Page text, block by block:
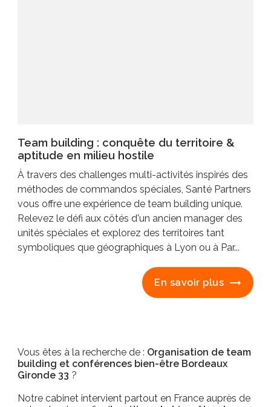
Team building : conquête du territoire &
aptitude en milieu hostile
À travers des challenges multi-activités inspirés des
méthodes de commandos spéciales, Santé Partners
vous offre une expérience de team building unique.
Relevez le défi aux côtés d'un ancien manager des
unités spéciales et explorez des territoires tant
symboliques que géographiques à Lyon ou à Par...
En savoir plus
Vous êtes à la recherche de : Organisation de team
building et conférences bien-être Bordeaux
Gironde 33 ?
Notre cabinet intervient partout en France auprès de